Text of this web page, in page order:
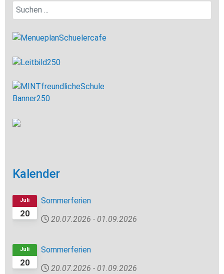
Kalender
20
Juli
Sommerferien
20.07.2026 - 01.09.2026
20
Juli
Sommerferien
20.07.2026 - 01.09.2026